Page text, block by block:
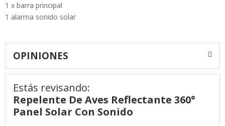
1 x barra principal
1 alarma sonido solar
OPINIONES
Estás revisando:
Repelente De Aves Reflectante 360°
Panel Solar Con Sonido